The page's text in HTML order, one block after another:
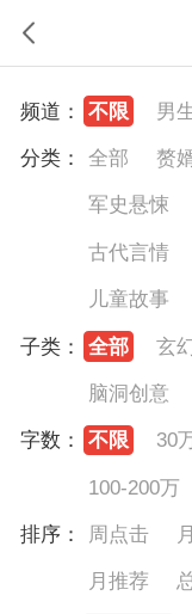
频道： 不限 男
分类：
全部 赘
军史悬悚
古代言情
儿童故事
子类：
全部 玄
脑洞创意
字数：
不限 30
100-200万
排序：
周点击
月推荐